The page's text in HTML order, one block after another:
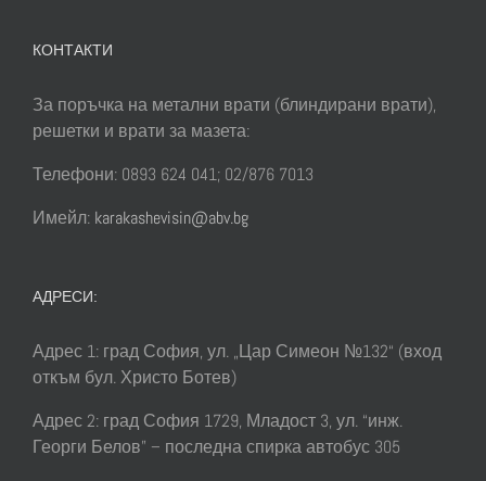
КОНТАКТИ
За поръчка на метални врати (блиндирани врати),
решетки и врати за мазета:
Телефони: 0893 624 041; 02/876 7013
Имейл: karakashevisin@abv.bg
АДРЕСИ:
Адрес 1: град София, ул. „Цар Симеон №132“ (вход
откъм бул. Христо Ботев)
Адрес 2: град София 1729, Младост 3, ул. “инж.
Георги Белов” – последна спирка автобус 305